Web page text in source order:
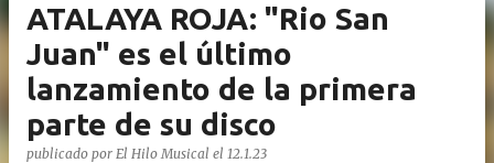
ATALAYA ROJA: "Rio San
Juan" es el último
lanzamiento de la primera
parte de su disco
publicado por El Hilo Musical el 12.1.23